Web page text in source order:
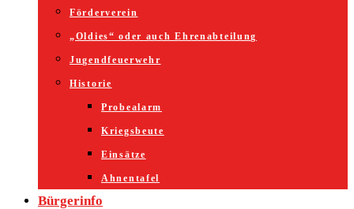
Förderverein
„Oldies“ oder auch Ehrenabteilung
Jugendfeuerwehr
Historie
Probealarm
Kriegsbeute
Einsätze
Ahnentafel
Bürgerinfo